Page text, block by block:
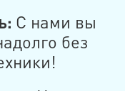
С нами вы
без